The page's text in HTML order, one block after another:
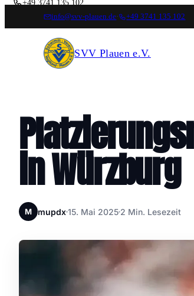
info@svv-plauen.de· +49 3741 135 102
SVV Plauen e.V.
+49 3741 135 102
in Würzburg
M mupdx15. Mai 2025 2 Min. Lesezeit